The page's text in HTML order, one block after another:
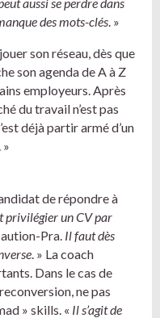
des mots-clés . »
son réseau, dès que
son agenda de A à Z
employeurs. Après
du travail n’est pas
déjà partir armé d’un
de répondre à
privilégier un CV par
Pra. Il faut dès
. » La coach
Dans le cas de
ne pas
» skills. « Il s’agit de